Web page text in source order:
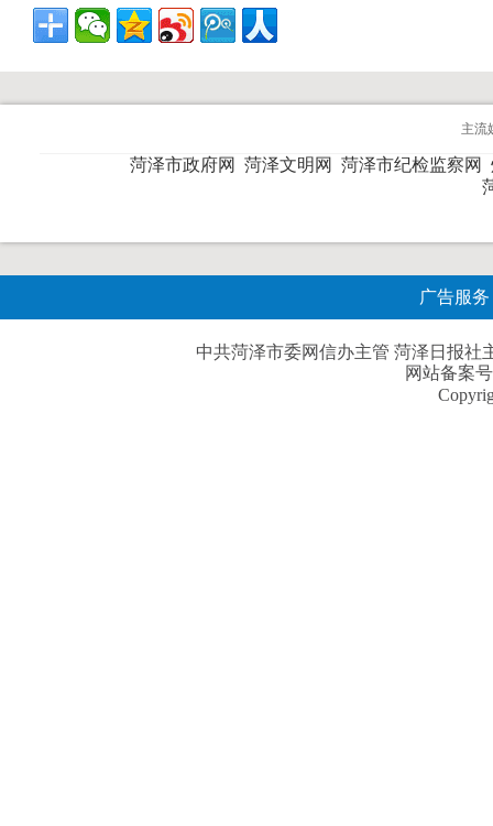
主流
菏泽市政府网 菏泽文明网 菏泽市纪检监察网
广告服务
中共菏泽市委网信办主管 菏泽日报社
网站备案